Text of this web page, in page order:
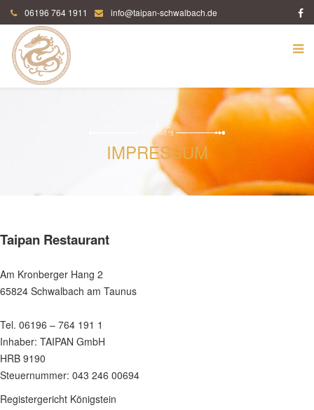
06196 764 1911 info@taipan-schwalbach.de
IMPRESSUM
Taipan Restaurant
Am Kronberger Hang 2
65824 Schwalbach am Taunus
Tel. 06196 – 764 191 1
Inhaber: TAIPAN GmbH
HRB 9190
Steuernummer: 043 246 00694
Registergericht Königstein